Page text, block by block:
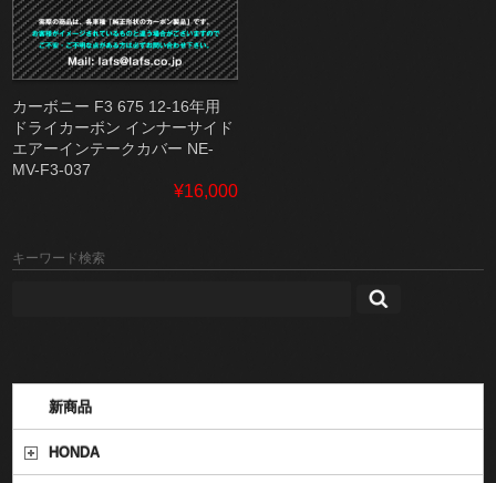
カーボニー F3 675 12-16年用
ドライカーボン インナーサイド
エアーインテークカバー NE-
MV-F3-037
¥16,000
キーワード検索
新商品
HONDA